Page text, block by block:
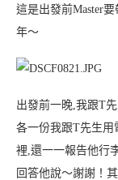
這是出發前Master
年～
出發前一晚,我跟T
各一份我跟T先生用
裡,還一一報告他行
回答他說～謝謝！